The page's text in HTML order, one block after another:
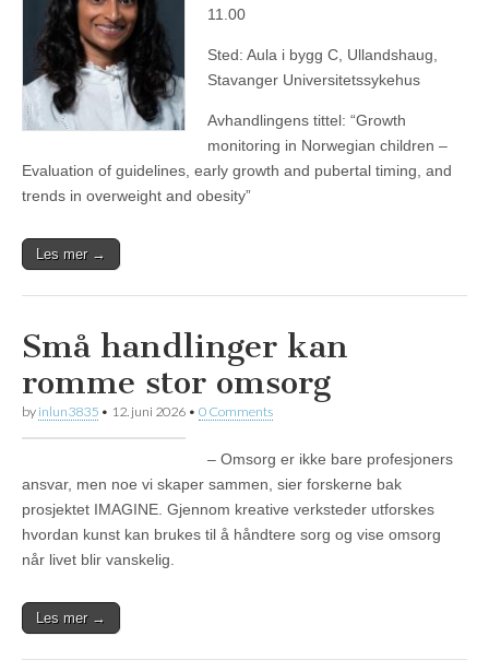
11.00
Sted: Aula i bygg C, Ullandshaug,
Stavanger Universitetssykehus
Avhandlingens tittel: “Growth
monitoring in Norwegian children –
Evaluation of guidelines, early growth and pubertal timing, and
trends in overweight and obesity”
Les mer →
Små handlinger kan
romme stor omsorg
by inlun3835 • 12. juni 2026 • 0 Comments
– Omsorg er ikke bare profesjoners
ansvar, men noe vi skaper sammen, sier forskerne bak
prosjektet IMAGINE. Gjennom kreative verksteder utforskes
hvordan kunst kan brukes til å håndtere sorg og vise omsorg
når livet blir vanskelig.
Les mer →